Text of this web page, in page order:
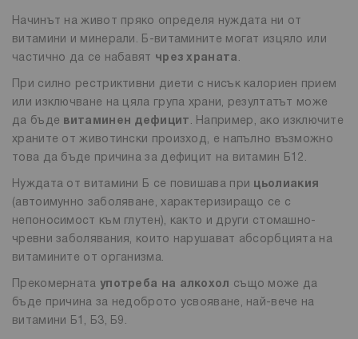
Начинът на живот пряко определя нуждата ни от
витамини и минерали. Б-витамините могат изцяло или
частично да се набавят чрез храната .
При силно рестриктивни диети с нисък калориен прием
или изключване на цяла група храни, резултатът може
да бъде витаминен дефицит . Например, ако изключите
храните от животински произход, е напълно възможно
това да бъде причина за дефицит на витамин Б12.
Нуждата от витамини Б се повишава при цьолиакия
(автоимунно заболяване, характеризиращо се с
непоносимост към глутен), както и други стомашно-
чревни заболявания, които нарушават абсорбцията на
витамините от организма.
Прекомерната употреба на алкохол също може да
бъде причина за недоброто усвояване, най-вече на
витамини Б1, Б3, Б9.